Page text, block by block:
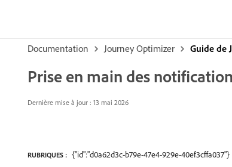
Documentation Journey Optimizer Guide de
Prise en main des
Dernière mise à jour : 13 mai 2026
RUBRIQUES : {"id":"d0a62d3c-b79e-47e4-929e-40ef3cffa037"}